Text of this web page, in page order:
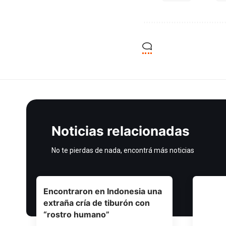
Noticias relacionadas
No te pierdas de nada, encontrá más noticias
Encontraron en Indonesia una
extraña cría de tiburón con
“rostro humano”